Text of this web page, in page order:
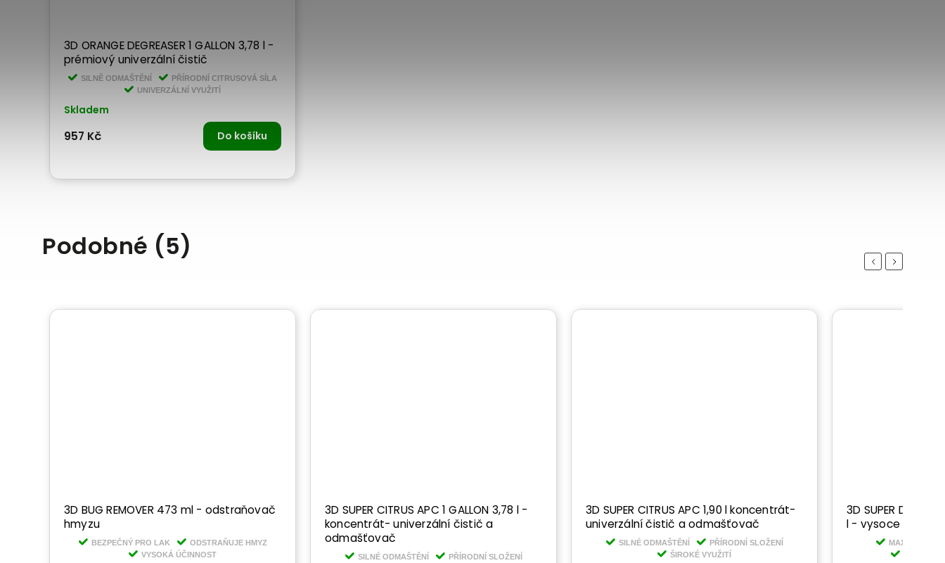
3D ORANGE DEGREASER 1 GALLON 3,78 l -
prémiový univerzální čistič
SILNĚ ODMAŠTĚNÍ
PŘÍRODNÍ CITRUSOVÁ SÍLA
UNIVERZÁLNÍ VYUŽITÍ
Skladem
957 Kč Do košíku
Podobné (5) Previous
3D BUG REMOVER 473 ml - odstraňovač
hmyzu
BEZPEČNÝ PRO LAK
ODSTRAŇUJE HMYZ
VYSOKÁ ÚČINNOST
3D SUPER CITRUS APC 1 GALLON 3,78 l -
koncentrát- univerzální čistič a
odmašťovač
SILNÉ ODMAŠTĚNÍ PŘÍRODNÍ SLOŽENÍ
3D SUPER CITRUS APC 1,90 l koncentrát-
univerzální čistič a odmašťovač
SILNÉ ODMAŠTĚNÍ
PŘÍRODNÍ SLOŽENÍ
ŠIROKÉ VYUŽITÍ
3D SUPER DUTY
l - vysoce
MAXIMÁLNÍ
Next